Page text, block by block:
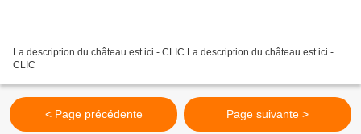
La description du château est ici - CLIC La description du château est ici -
CLIC
< Page précédente Page suivante >